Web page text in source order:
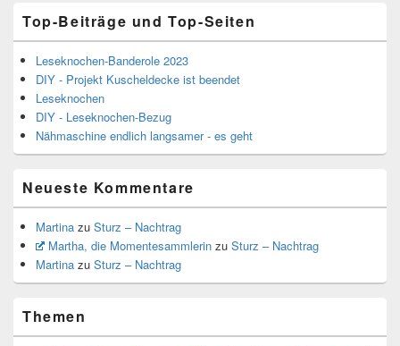
Top-Beiträge und Top-Seiten
Leseknochen-Banderole 2023
DIY - Projekt Kuscheldecke ist beendet
Leseknochen
DIY - Leseknochen-Bezug
Nähmaschine endlich langsamer - es geht
Neueste Kommentare
Martina zu Sturz – Nachtrag
Martha, die Momentesammlerinzu Sturz – Nachtrag
Martina zu Sturz – Nachtrag
Themen